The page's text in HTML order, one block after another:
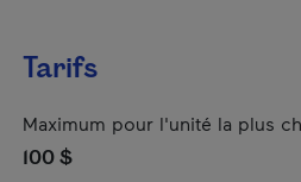
Tarifs
Maximum pour l'unité la plus
100 $